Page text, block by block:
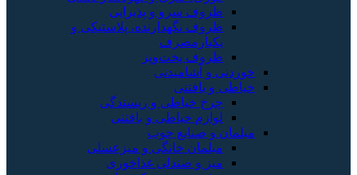
ظروف سرو و پذیرایی
ظروف نگهدارنده، پلاستیکی و
یکبارمصرف
ظروف پخت‌وپز
خوردنی و آشامیدنی
خیاطی و بافتنی
چرخ خیاطی و ریسندگی
لوازم خیاطی و بافتنی
مبلمان و صنایع چوب
مبلمان خانگی و میزعسلی
میز و صندلی غذاخوری